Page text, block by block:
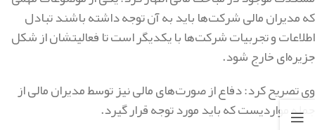
که مدیران مالی شرکت‌ها باید به آن توجه داشته باشند تبادل
اطلاعات و تجربیات شرکت‌ها با یکدیگر است تا فعالیتشان از شکل
جزیره‌ای خارج شود.
وی تصریح کرد: دفاع از صورت‌های مالی نیز توسط مدیران مالی از
جمله مواردیست که باید مورد توجه قرار گیرد‌.